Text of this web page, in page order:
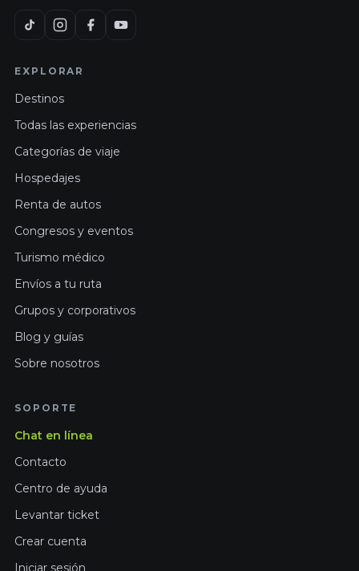
EXPLORAR
Destinos
Todas las experiencias
Categorías de viaje
Hospedajes
Renta de autos
Congresos y eventos
Turismo médico
Envíos a tu ruta
Grupos y corporativos
Blog y guías
Sobre nosotros
SOPORTE
Chat en línea
Contacto
Centro de ayuda
Levantar ticket
Crear cuenta
Iniciar sesión